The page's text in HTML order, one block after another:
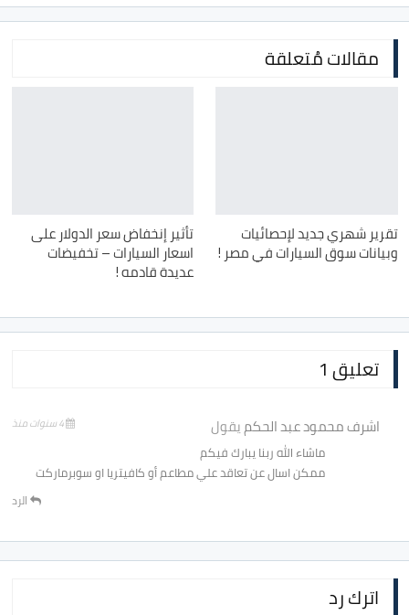
مقالات مُتعلقة
تقرير شهري جديد لإحصائيات
وبيانات سوق السيارات في مصر !
تأثير إنخفاض سعر الدولار على
اسعار السيارات – تخفيضات
عديدة قادمه !
تعليق 1
اشرف محمود عبد الحكميقول 4 سنوات منذ
ماشاء الله ربنا يبارك فيكم
ممكن اسال عن تعاقد علي مطاعم أو كافيتريا او سوبرماركت
الرد
اترك رد